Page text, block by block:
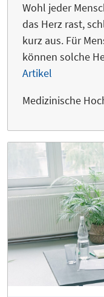
Wohl jeder
das Herz rast,
kurz aus. Für
können solche
Artikel
Medizinische